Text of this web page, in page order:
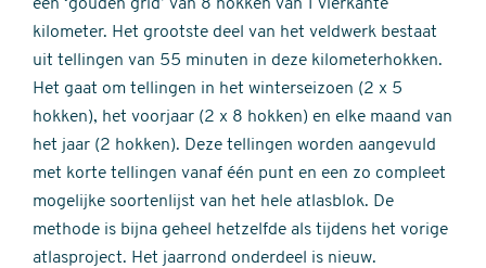
een ‘gouden grid’ van 8 hokken van 1 vierkante
kilometer. Het grootste deel van het veldwerk bestaat
uit tellingen van 55 minuten in deze kilometerhokken.
Het gaat om tellingen in het winterseizoen (2 x 5
hokken), het voorjaar (2 x 8 hokken) en elke maand van
het jaar (2 hokken). Deze tellingen worden aangevuld
met korte tellingen vanaf één punt en een zo compleet
mogelijke soortenlijst van het hele atlasblok. De
methode is bijna geheel hetzelfde als tijdens het vorige
atlasproject. Het jaarrond onderdeel is nieuw.